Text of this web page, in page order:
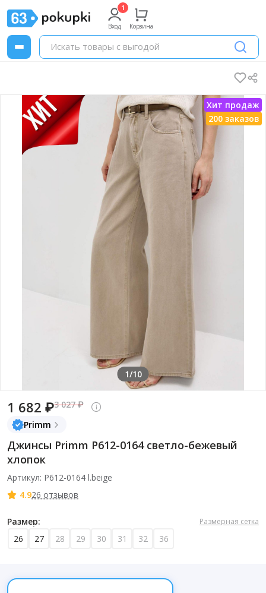
Вход Корзина
1/10
1 682 ₽3 027 ₽
Primm
Джинсы Primm P612-0164 светло-бежевый
хлопок
Артикул: P612-0164 l.beige
4.926 отзывов
Размер: Размерная сетка
26 27 28 29 30 31 32 36